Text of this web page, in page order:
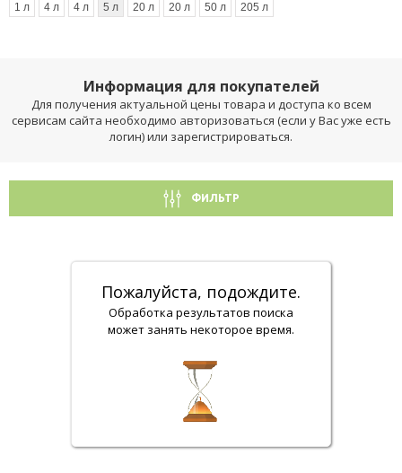
1 л 4 л 4 л 5 л 20 л 20 л 50 л 205 л
Информация для покупателей
Для получения актуальной цены товара и доступа ко всем
сервисам сайта необходимо авторизоваться (если у Вас уже есть
логин) или зарегистрироваться.
ФИЛЬТР
Пожалуйста, подождите.
Обработка результатов поиска
может занять некоторое время.